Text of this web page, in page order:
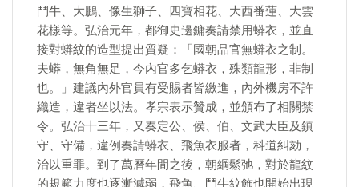
鬥牛、大鵬、像生獅子、四寶相花、大西番蓮、大雲
花樣等。弘治元年，都御史邊鏞奏請禁用蟒衣，並直
接對蟒紋的造型提出質疑：「國朝品官無蟒衣之制。
夫蟒，無角無足，今內官多乞蟒衣，殊類龍形，非制
也。」建議內外官員有受賜者皆繳進，內外機房不許
織造，違者坐以法。孝宗表示贊成，並頒布了相關禁
令。弘治十三年，又奏定公、侯、伯、文武大臣及鎮
守、守備，違例奏請蟒衣、飛魚衣服者，科道糾劾，
治以重罪。到了萬曆年間之後，朝綱鬆弛，對於龍紋
的規範力度也逐漸減弱，飛魚、鬥牛紋飾也開始出現